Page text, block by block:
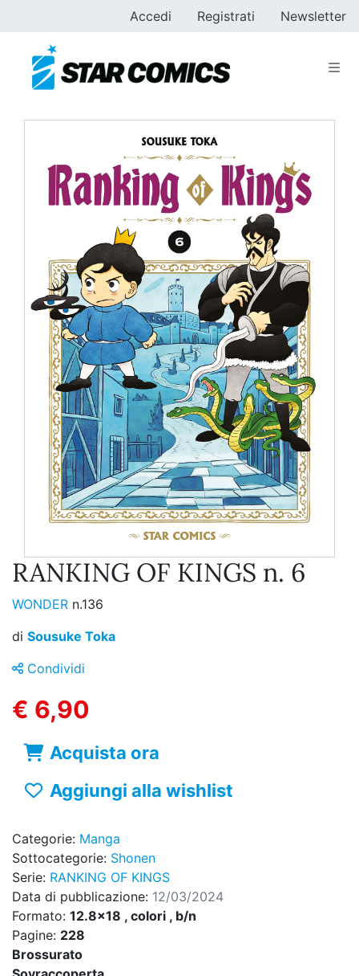
Accedi Registrati Newsletter
RANKING OF KINGS n. 6
WONDER n.136
di Sousuke Toka
Condividi
€ 6,90
Acquista ora
Aggiungi alla wishlist
Categorie: Manga
Sottocategorie: Shonen
Serie: RANKING OF KINGS
Data di pubblicazione: 12/03/2024
Formato: 12.8x18 , colori , b/n
Pagine: 228
Brossurato